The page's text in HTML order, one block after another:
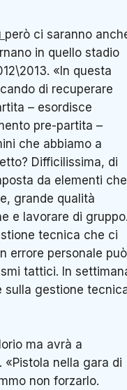
però ci saranno
in quello stadio
«In questa
di recuperare
– esordisce
pre-partita –
che abbiamo a
Difficilissima, di
da elementi che
grande qualità
e lavorare di
tecnica che ci
errore personale può
tattici. In
sulla gestione
ma avrà a
«Pistola nella gara di
non forzarlo.